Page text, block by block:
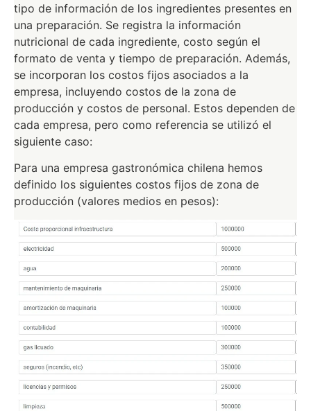
tipo de información de los ingredientes presentes en
una preparación. Se registra la información
nutricional de cada ingrediente, costo según el
formato de venta y tiempo de preparación. Además,
se incorporan los costos fijos asociados a la
empresa, incluyendo costos de la zona de
producción y costos de personal. Estos dependen de
cada empresa, pero como referencia se utilizó el
siguiente caso:
Para una empresa gastronómica chilena hemos
definido los siguientes costos fijos de zona de
producción (valores medios en pesos):